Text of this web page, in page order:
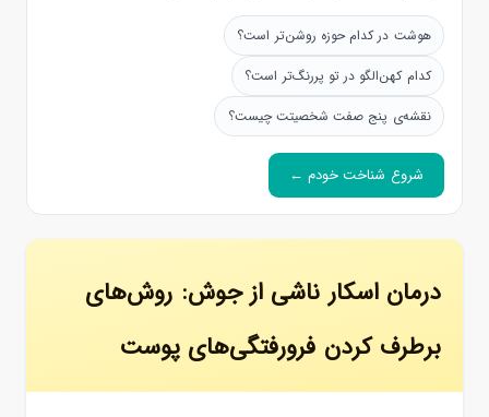
هوشت در کدام حوزه روشن‌تر است؟
کدام کهن‌الگو در تو پررنگ‌تر است؟
نقشه‌ی پنج صفت شخصیتت چیست؟
شروع شناخت خودم ←
درمان اسکار ناشی از جوش: روش‌های
برطرف کردن فرورفتگی‌های پوست